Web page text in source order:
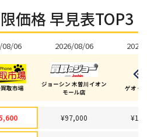
価格 早見表TOP3
08/06
取市場
2026/08/06
ジョーシン 木曽川イオン
モール店
¥97,000
ゲオ 一